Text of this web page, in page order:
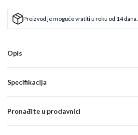
Proizvod je moguće vratiti u roku od 14 dana.
Opis
Specifikacija
Pronađite u prodavnici